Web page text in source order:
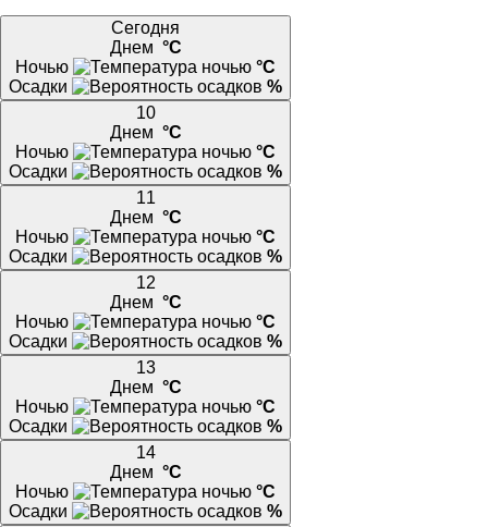
Сегодня
Днем °C
Ночью
°C
Осадки
%
10
Днем °C
Ночью
°C
Осадки
%
11
Днем °C
Ночью
°C
Осадки
%
12
Днем °C
Ночью
°C
Осадки
%
13
Днем °C
Ночью
°C
Осадки
%
14
Днем °C
Ночью
°C
Осадки
%